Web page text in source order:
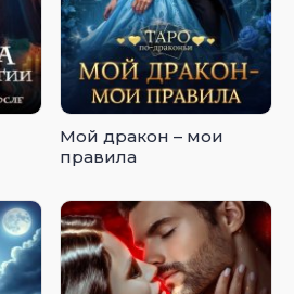
Мой дракон – мои
правила